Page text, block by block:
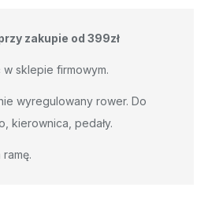
zakupie od 399zł
sklepie firmowym.
wyregulowany rower. Do
kierownica, pedały.